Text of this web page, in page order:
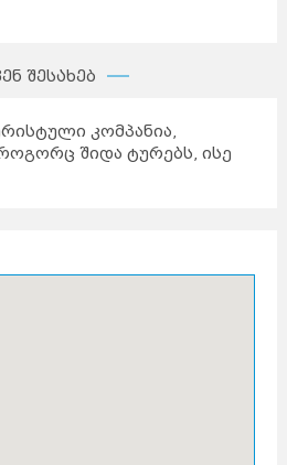
შესახებ
კომპანია,
შიდა ტურებს, ისე